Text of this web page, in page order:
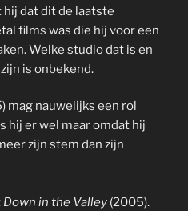
dat dit de laatste
films was die hij voor een
Welke studio dat is en
is onbekend.
mag nauwelijks een rol
hij er wel maar omdat hij
zijn stem dan zijn
Down in the Valley (2005).